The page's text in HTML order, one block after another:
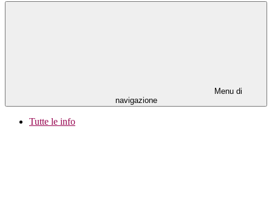
Menu di
navigazione
Tutte le info